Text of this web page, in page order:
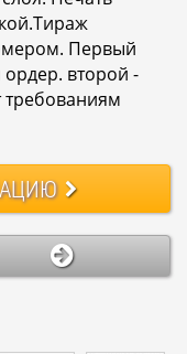
Первый
второй -
требованиям